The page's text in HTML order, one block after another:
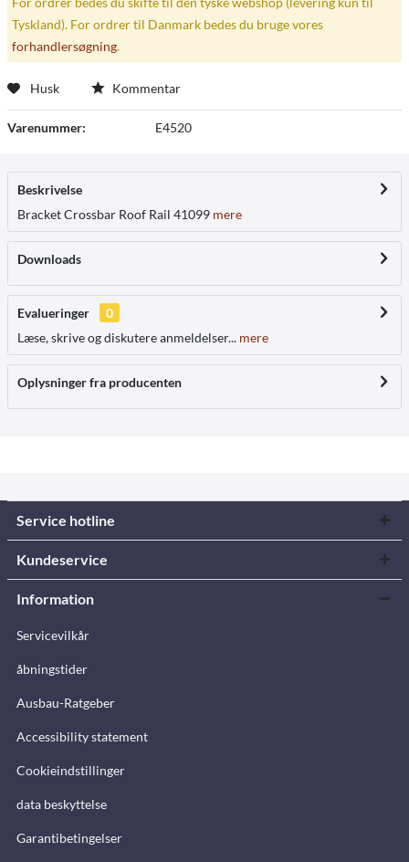
Tyskland). For ordrer til Danmark bedes du bruge vores
forhandlersøgning.
Husk Kommentar
Varenummer: E4520
Beskrivelse
Bracket Crossbar Roof Rail 41099 mere
Downloads
Evalueringer
0
Læse, skrive og diskutere anmeldelser... mere
Oplysninger fra producenten
Service hotline
Kundeservice
Information
Servicevilkår
åbningstider
Ausbau-Ratgeber
Accessibility statement
Cookieindstillinger
data beskyttelse
Garantibetingelser